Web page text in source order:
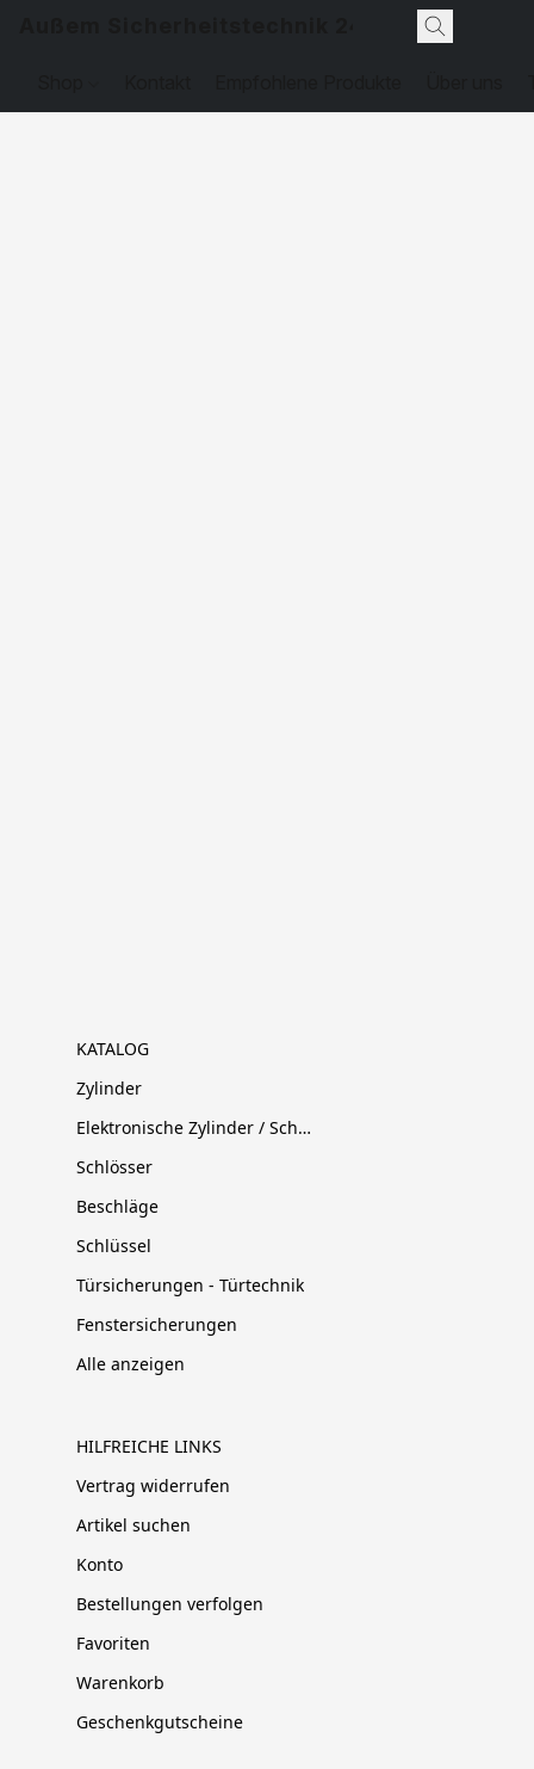
KATALOG
Zylinder
Elektronische Zylinder / Schließsysteme
Schlösser
Beschläge
Schlüssel
Türsicherungen - Türtechnik
Fenstersicherungen
Alle anzeigen
HILFREICHE LINKS
Vertrag widerrufen
Artikel suchen
Konto
Bestellungen verfolgen
Favoriten
Warenkorb
Geschenkgutscheine